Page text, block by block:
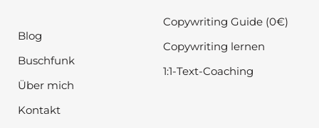
Blog
Buschfunk
Über mich
Kontakt
Copywriting Guide (0€)
Copywriting lernen
1:1-Text-Coaching